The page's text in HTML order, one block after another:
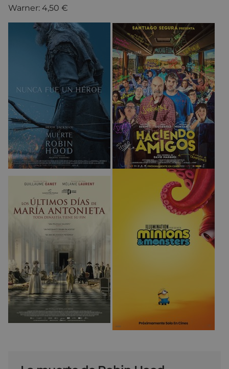
Warner: 4,50 €